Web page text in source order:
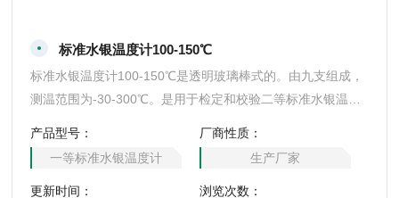
标准水银温度计100-150℃
标准水银温度计100-150℃是透明玻璃棒式的。由九支组成，
测温范围为-30-300℃。是用于检定和校验二等标准水银温度
国在检定和传递中温范围内温度值的主要仪表。上海行知仪表
厂专业供应.
产品型号：
一等标准水银温度计
厂商性质：
生产厂家
更新时间：
浏览次数：